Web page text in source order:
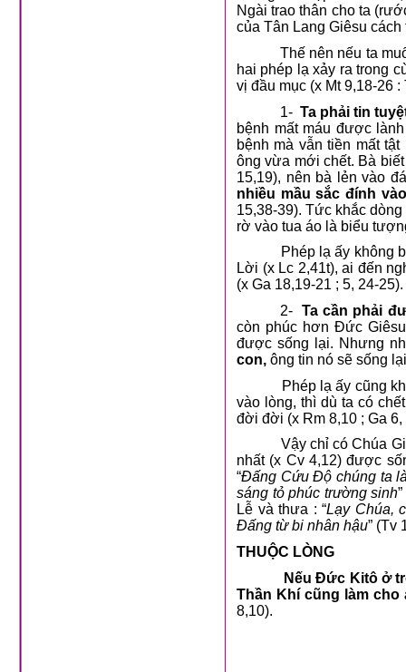
Ngài trao thân cho ta
của Tân Lang Giêsu cách
Thế nên nếu ta
hai phép lạ xảy ra trong
vị đầu mục (x Mt 9,18-26
1- Ta phải tin
bệnh mất máu được
bệnh mà vẫn tiền mất
ông vừa mới chết. Bà
15,19), nên bà lẻn vào
nhiều mầu sắc đính
15,38-39). Tức khắc
rờ vào tua áo là biểu
Phép lạ ấy không
Lời (x Lc 2,41t), ai đến
(x Ga 18,19-21 ; 5, 24-25).
2- Ta cần phải
còn phúc hơn Đức
được sống lại. Nhưng
con, ông tin nó sẽ sống
Phép lạ ấy cũng
vào lòng, thì dù ta có
đời đời (x Rm 8,10 ; Ga 6,
Vậy chỉ có Chúa
nhất (x Cv 4,12) được
“Đấng Cứu Độ chúng ta
sáng tỏ phúc trường sinh
Lễ và thưa : “Lạy Chúa,
Đấng từ bi nhân hậu” (Tv
THUỘC LÒNG
Nếu Đức Kitô ở
Thần Khí cũng làm
8,10).